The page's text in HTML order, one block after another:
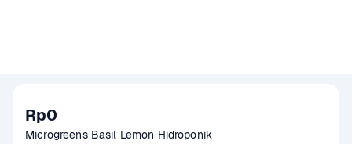
Rp0
Microgreens Basil Lemon Hidroponik